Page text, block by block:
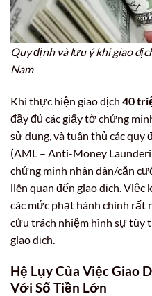
Quy định và lưu ý khi giao
Nam
Khi thực hiện giao dịch 40
đầy đủ các giấy tờ chứng
sử dụng, và tuân thủ các quy
(AML – Anti-Money
chứng minh nhân dân/căn
liên quan đến giao dịch.
các mức phạt hành chính rất
cứu trách nhiệm hình sự tùy
giao dịch.
Hệ Lụy Của Việc Giao
Với Số Tiền Lớn